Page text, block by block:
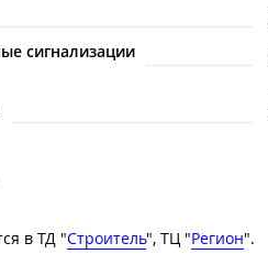
сигнализации
в ТД "Строитель", ТЦ "Регион".